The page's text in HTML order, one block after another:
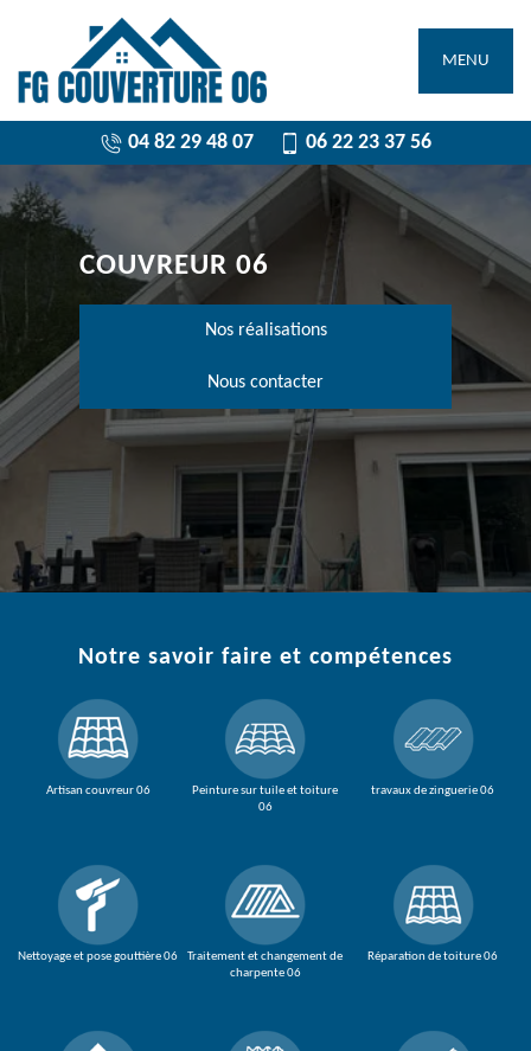
MENU
04 82 29 48 07 06 22 23 37 56
COUVREUR 06
Nos réalisations
Nous contacter
Notre savoir faire et compétences
Artisan couvreur 06
Nettoyage et pose gouttière 06
Peinture sur tuile et toiture
06
Traitement et changement de
charpente 06
travaux de zinguerie 06
Réparation de toiture 06